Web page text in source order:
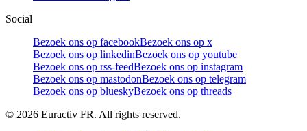
Social
Bezoek ons op facebookBezoek ons op x
Bezoek ons op linkedinBezoek ons op youtube
Bezoek ons op rss-feedBezoek ons op instagram
Bezoek ons op mastodonBezoek ons op telegram
Bezoek ons op blueskyBezoek ons op threads
© 2026 Euractiv FR. All rights reserved.